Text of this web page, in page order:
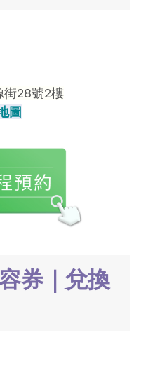
街28號2樓
圖
券｜兌換